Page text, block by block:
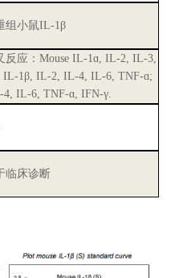
组小鼠IL-1β
应：Mouse IL-1ɑ, IL-2, IL-3,
1β, IL-2, IL-4, IL-6, TNF-ɑ;
IL-6, TNF-ɑ, IFN-γ.
临床诊断